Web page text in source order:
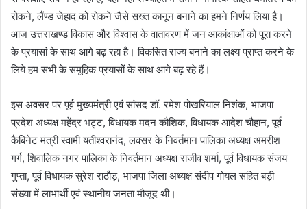
रोकने, लैंण्ड जेहाद को रोकने जैसे सख्त कानून बनाने का हमने निर्णय लिया है।
आज उत्तराखण्ड विकास और विश्वास के वातावरण में जन आकांक्षाओं को पूरा करने
के प्रयासां के साथ आगे बढ़ रहा है। विकसित राज्य बनाने का लक्ष्य प्राप्त करने के
लिये हम सभी के समूहिक प्रयासों के साथ आगे बढ़ रहे हैं।
इस अवसर पर पूर्व मुख्यमंत्री एवं सांसद डॉ. रमेश पोखरियाल निशंक, भाजपा
प्रदेश अध्यक्ष महेंद्र भट्ट, विधायक मदन कौशिक, विधायक आदेश चौहान, पूर्व
कैबिनेट मंत्री स्वामी यतीश्वरानंद, लक्सर के निवर्तमान पालिका अध्यक्ष अमरीश
गर्ग, शिवालिक नगर पालिका के निवर्तमान अध्यक्ष राजीव शर्मा, पूर्व विधायक संजय
गुप्ता, पूर्व विधायक सुरेश राठौड़, भाजपा जिला अध्यक्ष संदीप गोयल सहित बड़ी
संख्या में लाभार्थी एवं स्थानीय जनता मौजूद थी।